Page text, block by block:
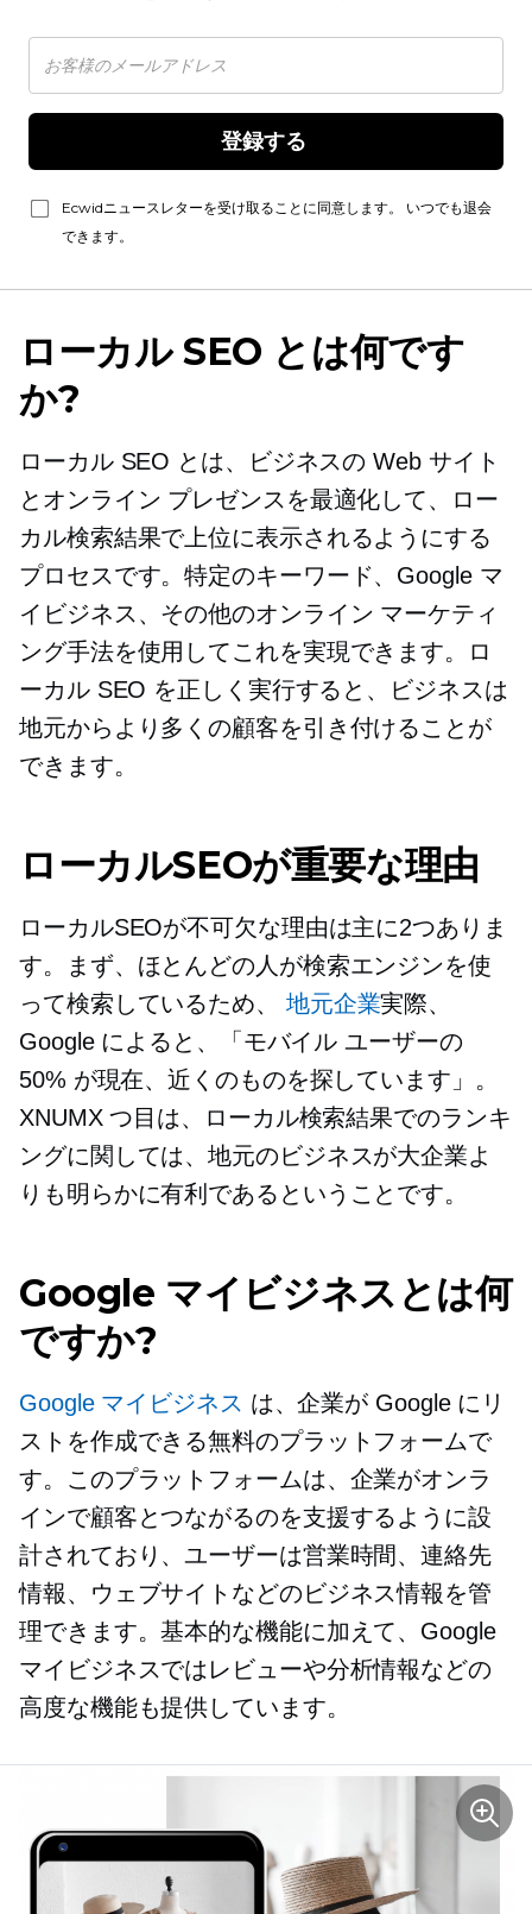
Ecwidニュースレターを受け取ることに同意します。 いつでも退会
できます。
ローカル SEO とは何です
か?
ローカル SEO とは、ビジネスの Web サイト
とオンライン プレゼンスを最適化して、ロー
カル検索結果で上位に表示されるようにする
プロセスです。特定のキーワード、Google マ
イビジネス、その他のオンライン マーケティ
ング手法を使用してこれを実現できます。ロ
ーカル SEO を正しく実行すると、ビジネスは
地元からより多くの顧客を引き付けることが
できます。
ローカルSEOが重要な理由
ローカルSEOが不可欠な理由は主に2つありま
す。まず、ほとんどの人が検索エンジンを使
って検索しているため、 地元企業実際、
Google によると、「モバイル ユーザーの
50% が現在、近くのものを探しています」。
XNUMX つ目は、ローカル検索結果でのランキ
ングに関しては、地元のビジネスが大企業よ
りも明らかに有利であるということです。
Google マイビジネスとは何
ですか?
Google マイビジネス は、企業が Google にリ
ストを作成できる無料のプラットフォームで
す。このプラットフォームは、企業がオンラ
インで顧客とつながるのを支援するように設
計されており、ユーザーは営業時間、連絡先
情報、ウェブサイトなどのビジネス情報を管
理できます。基本的な機能に加えて、Google
マイビジネスではレビューや分析情報などの
高度な機能も提供しています。